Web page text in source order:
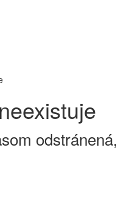
odstránená,